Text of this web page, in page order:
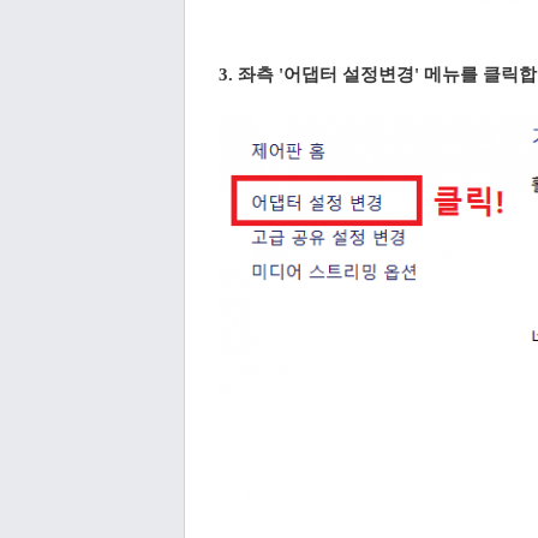
3. 좌측 '어댑터 설정변경' 메뉴를 클릭